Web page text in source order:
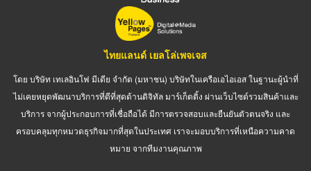
ไทยแลนด์ เยลโล่เพจเจส
โดย บริษัท เทเลอินโฟ มีเดีย จำกัด (มหาชน) บริษัทในเครือเอไอเอส ในฐานะผู้นำที่
ไม่เคยหยุดพัฒนาบริการที่ดีที่สุดด้านดิจิทัล มาร์เก็ตติ้ง ผ่านเว็บไซต์รวมสินค้าและ
บริการ จากผู้ประกอบการที่เชื่อถือได้ มีการตรวจสอบและยืนยันตัวตนจริง และ
ครอบคลุมทุกหมวดธุรกิจมากที่สุดในประเทศ เราจะมอบบริการที่เหนือความคาด
หมาย จากทีมงานคุณภาพ